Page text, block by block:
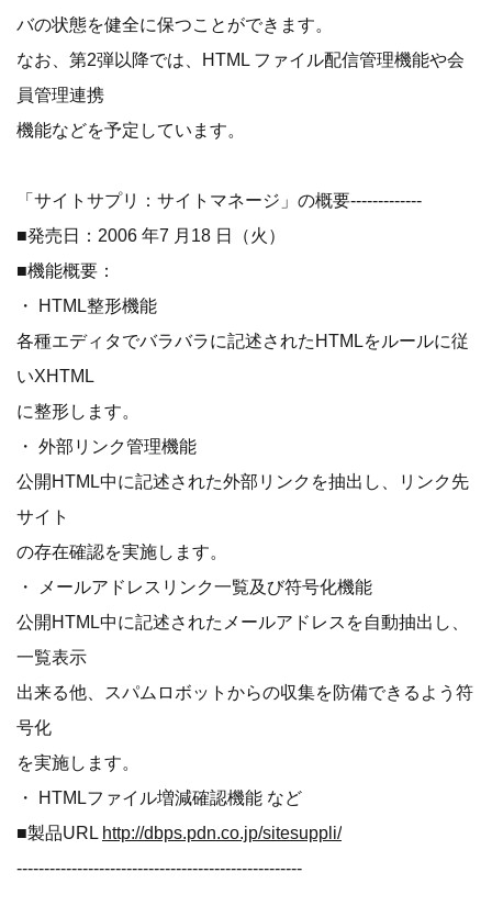
バの状態を健全に保つことができます。
なお、第2弾以降では、HTML ファイル配信管理機能や会
員管理連携
機能などを予定しています。
「サイトサプリ：サイトマネージ」の概要-------------
■発売日：2006 年7 月18 日（火）
■機能概要：
・ HTML整形機能
各種エディタでバラバラに記述されたHTMLをルールに従
いXHTML
に整形します。
・ 外部リンク管理機能
公開HTML中に記述された外部リンクを抽出し、リンク先
サイト
の存在確認を実施します。
・ メールアドレスリンク一覧及び符号化機能
公開HTML中に記述されたメールアドレスを自動抽出し、
一覧表示
出来る他、スパムロボットからの収集を防備できるよう符
号化
を実施します。
・ HTMLファイル増減確認機能 など
■製品URL http://dbps.pdn.co.jp/sitesuppli/
----------------------------------------------------